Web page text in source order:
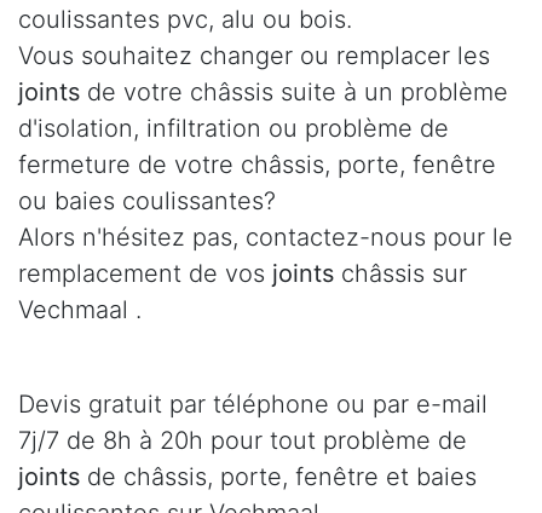
coulissantes pvc, alu ou bois.
Vous souhaitez changer ou remplacer les
joints de votre châssis suite à un problème
d'isolation, infiltration ou problème de
fermeture de votre châssis, porte, fenêtre
ou baies coulissantes?
Alors n'hésitez pas, contactez-nous pour le
remplacement de vos joints châssis sur
Vechmaal .
Devis gratuit par téléphone ou par e-mail
7j/7 de 8h à 20h pour tout problème de
joints de châssis, porte, fenêtre et baies